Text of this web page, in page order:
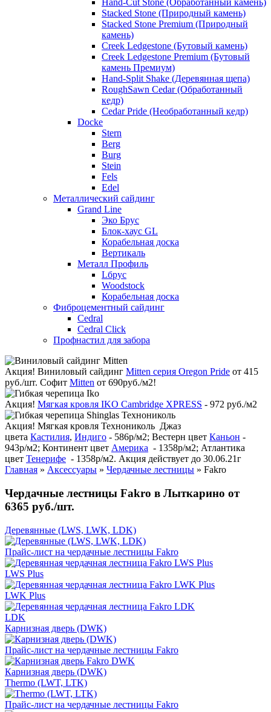
Hand-Cut Stone (Обработанный камень)
Stacked Stone (Природный камень)
Stacked Stone Premium (Природный
камень)
Creek Ledgestone (Бутовый камень)
Creek Ledgestone Premium (Бутовый
камень Премиум)
Hand-Split Shake (Деревянная щепа)
RoughSawn Cedar (Обработанный
кедр)
Cedar Pride (Необработанный кедр)
Docke
Stern
Berg
Burg
Stein
Fels
Edel
Металлический сайдинг
Grand Line
Эко Брус
Блок-хаус GL
Корабельная доска
Вертикаль
Металл Профиль
Lбрус
Woodstock
Корабельная доска
Фиброцементный сайдинг
Cedral
Cedral Click
Профнастил для забора
Акция! Виниловый сайдинг Mitten серия Oregon Pride от 415
руб./шт. Софит Mitten от 690руб./м2!
Акция! Мягкая кровля IKO Cambridge XPRESS - 972 руб./м2
Акция! Мягкая кровля Технониколь Джаз
цвета Кастилия, Индиго - 586р/м2; Вестерн цвет Каньон -
943р/м2; Континент цвет Америка - 1358р/м2; Атлантика
цвет Тенерифе - 1358р/м2. Акция действует до 30.06.21г
Главная » Аксессуары » Чердачные лестницы » Fakro
Чердачные лестницы Fakro в Лыткарино от
6365 руб./шт.
Деревянные (LWS, LWK, LDK)
Прайс-лист на чердачные лестницы Fakro
LWS Plus
LWK Plus
LDK
Карнизная дверь (DWK)
Прайс-лист на чердачные лестницы Fakro
Карнизная дверь (DWK)
Thermo (LWT, LTK)
Прайс-лист на чердачные лестницы Fakro